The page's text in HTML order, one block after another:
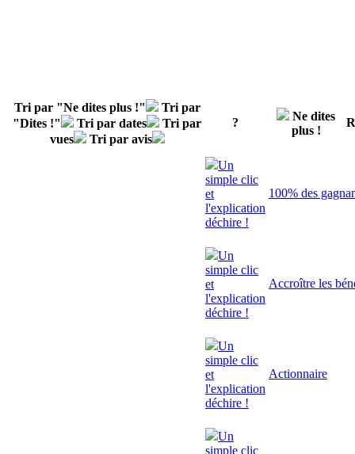
Tri par "Ne dites plus !"
Tri par
"Dites !"
Tri par dates
Tri par
vues
Tri par avis
?
Ne dites
plus !
Un
simple clic
et
l'explication
déchire !
100% des
Un
simple clic
et
l'explication
déchire !
Accroître les
Un
simple clic
et
l'explication
déchire !
Actionnaire
Un
simple clic